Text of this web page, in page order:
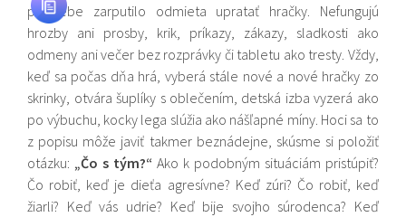
po sebe zarputilo odmieta upratať hračky. Nefungujú
hrozby ani prosby, krik, príkazy, zákazy, sladkosti ako
odmeny ani večer bez rozprávky či tabletu ako tresty. Vždy,
keď sa počas dňa hrá, vyberá stále nové a nové hračky zo
skrinky, otvára šuplíky s oblečením, detská izba vyzerá ako
po výbuchu, kocky lega slúžia ako nášľapné míny. Hoci sa to
z popisu môže javiť takmer beznádejne, skúsme si položiť
otázku: „Čo s tým?“ Ako k podobným situáciám pristúpiť?
Čo robiť, keď je dieťa agresívne? Keď zúri? Čo robiť, keď
žiarli? Keď vás udrie? Keď bije svojho súrodenca? Keď